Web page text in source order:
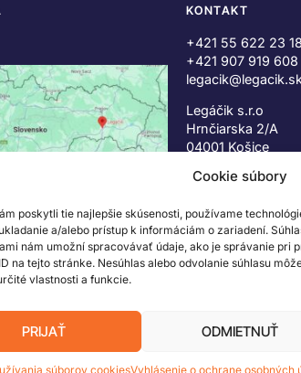
Cookie súbory
poskytli tie najlepšie skúsenosti, používame
a/alebo prístup k informáciám o zariadení.
nám umožní spracovávať údaje, ako je správanie pri
na tejto stránke. Nesúhlas alebo odvolanie súhlasu
vlastnosti a funkcie.
PRIJAŤ ODMIETNUŤ
súborov cookiesVyhlásenie o ochrane osobných
KONTAKT
+421 55 622 23 18
+421 907 919 608
legacik@legacik.sk
Legáčik s.r.o
Hrnčiarska 2/A
04001 Košice
IČ DPH:
známky LEGO Group. ©2026 The LEGO Group.